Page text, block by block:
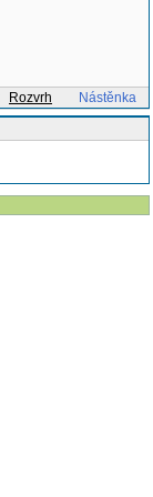
Rozvrh
Nástěnka